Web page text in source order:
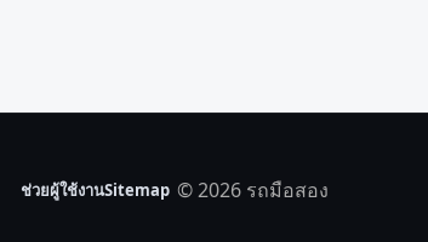
ช่วยผู้ใช้งานSitemap © 2026 รถมือสอง